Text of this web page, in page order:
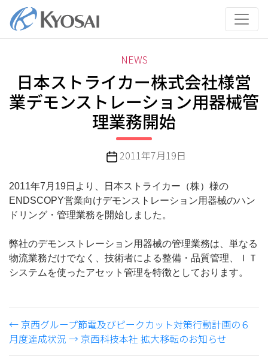
テ
カ
テ
ゴ
リ
ー
NEWS
日本ストライカー株式会社様営
業デモンストレーション用器械管
理業務開始
投
日
2011年7月19日
2011年7月19日より、日本ストライカー（株）様の
ENDSCOPY営業向けデモンストレーション用器械のハン
ドリング・管理業務を開始しました。
弊社のデモンストレーション用器械の管理業務は、単なる
物流業務だけでなく、技術者による整備・品質管理、ＩＴ
システムを使ったアセット管理を特徴としております。
←京西グループ節電及びピークカット対策行動計画の６
月度達成状況 →京西科技本社 拡大移転のお知らせ